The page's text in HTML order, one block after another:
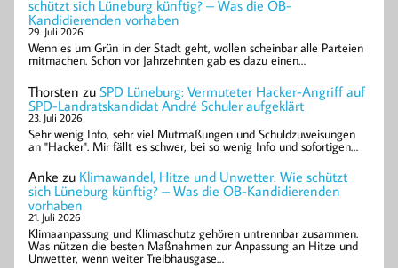
schützt sich Lüneburg künftig? – Was die OB-
Kandidierenden vorhaben
29. Juli 2026
Wenn es um Grün in der Stadt geht, wollen scheinbar alle Parteien
mitmachen. Schon vor Jahrzehnten gab es dazu einen…
Thorsten zu SPD Lüneburg: Vermuteter Hacker-Angriff auf
SPD-Landratskandidat André Schuler aufgeklärt
23. Juli 2026
Sehr wenig Info, sehr viel Mutmaßungen und Schuldzuweisungen
an "Hacker". Mir fällt es schwer, bei so wenig Info und sofortigen…
Anke zu Klimawandel, Hitze und Unwetter: Wie schützt
sich Lüneburg künftig? – Was die OB-Kandidierenden
vorhaben
21. Juli 2026
Klimaanpassung und Klimaschutz gehören untrennbar zusammen.
Was nützen die besten Maßnahmen zur Anpassung an Hitze und
Unwetter, wenn weiter Treibhausgase…